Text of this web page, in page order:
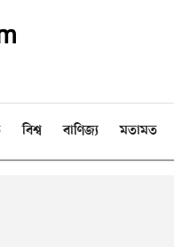
বিশ্ব বাণিজ্য মতামত